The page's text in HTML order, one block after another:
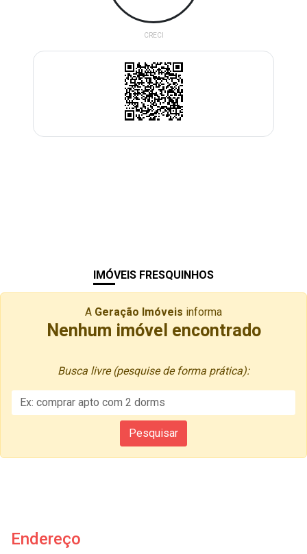
CRECI
IMÓVEIS FRESQUINHOS
A Geração Imóveis informa
Nenhum imóvel encontrado
Busca livre (pesquise de forma prática):
Endereço